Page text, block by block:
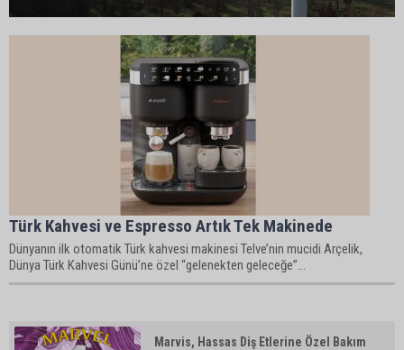
Türk Kahvesi ve Espresso Artık Tek Makinede
Dünyanın ilk otomatik Türk kahvesi makinesi Telve’nin mucidi Arçelik,
Dünya Türk Kahvesi Günü’ne özel “gelenekten geleceğe”...
Marvis, Hassas Diş Etlerine Özel Bakım